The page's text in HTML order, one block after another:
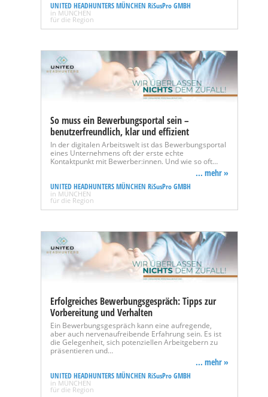
UNITED HEADHUNTERS MÜNCHEN RiSusPro GMBH
in MÜNCHEN
für die Region
So muss ein Bewerbungsportal sein –
benutzerfreundlich, klar und effizient
In der digitalen Arbeitswelt ist das Bewerbungsportal
eines Unternehmens oft der erste echte
Kontaktpunkt mit Bewerber:innen. Und wie so oft…
... mehr »
UNITED HEADHUNTERS MÜNCHEN RiSusPro GMBH
in MÜNCHEN
für die Region
Erfolgreiches Bewerbungsgespräch: Tipps zur
Vorbereitung und Verhalten
Ein Bewerbungsgespräch kann eine aufregende,
aber auch nervenaufreibende Erfahrung sein. Es ist
die Gelegenheit, sich potenziellen Arbeitgebern zu
präsentieren und…
... mehr »
UNITED HEADHUNTERS MÜNCHEN RiSusPro GMBH
in MÜNCHEN
für die Region